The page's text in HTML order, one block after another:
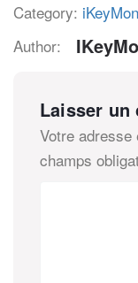
Category:
Author:
Laisser un
Votre adresse
champs